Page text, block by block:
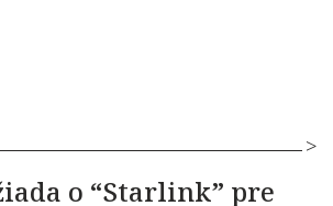
o “Starlink” pre